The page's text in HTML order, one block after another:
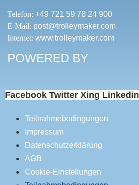
Telefon: +49 721 59 78 24 900
E-Mail: post@trolleymaker.com
Internet: www.trolleymaker.com
POWERED BY
Facebook Twitter Xing Linkedin
Teilnahmebedingungen
Impressum
Datenschutzerklärung
AGB
Cookie-Einstellungen